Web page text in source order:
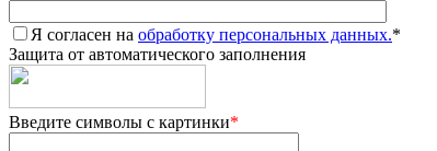
Я согласен на обработку персональных данных.*
Защита от автоматического заполнения
Введите символы с картинки*